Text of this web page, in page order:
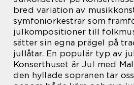
bred variation av
symfoniorkestrar som
julkompositioner till
sätter sin egna prägel på
jullåtar. En populär typ av
Konserthuset är Jul med
den hyllade sopranen tar